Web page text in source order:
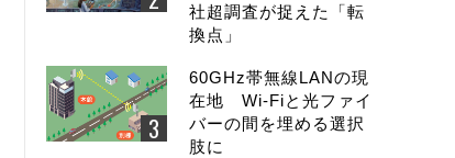
社超調査が捉えた「転
換点」
60GHz帯無線LANの現
在地 Wi-Fiと光ファイ
バーの間を埋める選択
肢に